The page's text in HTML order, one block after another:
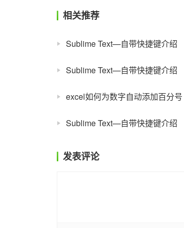
相关推荐
Sublime Text—自带快捷键介绍
Sublime Text—自带快捷键介绍
excel如何为数字自动添加百分号
Sublime Text—自带快捷键介绍
发表评论